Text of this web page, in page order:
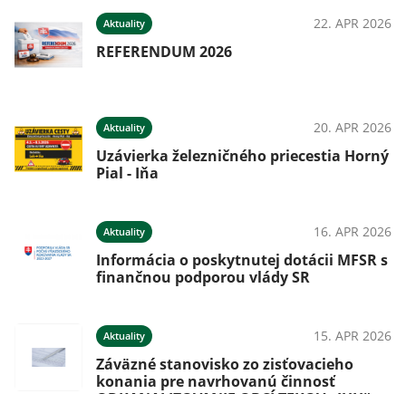
Aktuality 22. APR 2026
REFERENDUM 2026
Aktuality 20. APR 2026
Uzávierka železničného priecestia Horný
Pial - Iňa
Aktuality 16. APR 2026
Informácia o poskytnutej dotácii MFSR s
finančnou podporou vlády SR
Aktuality 15. APR 2026
Záväzné stanovisko zo zisťovacieho
konania pre navrhovanú činnosť